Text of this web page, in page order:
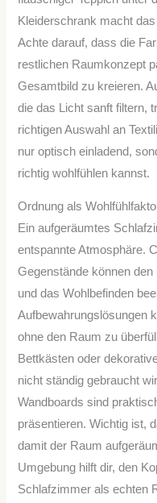
Kleiderschrank macht
Achte darauf, dass die
restlichen Raumkonzept
Gesamtbild zu kreieren.
die das Licht sanft filtern,
richtigen Auswahl an
nur optisch einladend,
richtig wohlfühlen kannst.
Ordnung als
Ein aufgeräumtes
entspannte Atmosphäre.
Gegenstände können
und das Wohlbefinden
Aufbewahrungslösungen
ohne den Raum zu
Bettkästen oder
nicht ständig gebraucht
Wandboards sind
präsentieren. Wichtig ist,
damit der Raum
Umgebung hilft dir, den
Schlafzimmer als echten